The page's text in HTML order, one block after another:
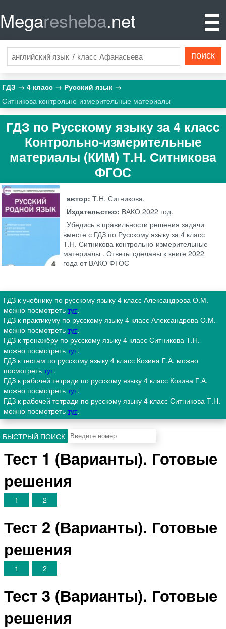
Megaresheba.net
ГДЗ 4 класс
Русский язык
Ситникова контрольно-измерительные материалы
ГДЗ по Русскому языку за 4 класс
Контрольно-измерительные
материалы (КИМ) Т.Н. Ситникова
ФГОС
автор:Т.Н. Ситникова.
Издательство: ВАКО 2022 год.
Убедись в правильности решения задачи
вместе с ГДЗ по Русскому языку за 4 класс
Т.Н. Ситникова контрольно-измерительные
материалы . Ответы сделаны к книге 2022
года от ВАКО ФГОС
ГДЗ к учебнику по русскому языку 4 класс Александрова О.М.
можно посмотреть тут.
ГДЗ к практикуму по русскому языку 4 класс Александрова О.М.
можно посмотреть тут.
ГДЗ к тренажёру по русскому языку 4 класс Ситникова Т.Н.
можно посмотреть тут.
ГДЗ к тестам по русскому языку 4 класс Козина Г.А. можно
посмотреть тут.
ГДЗ к рабочей тетради по русскому языку 4 класс Козина Г.А.
можно посмотреть тут.
ГДЗ к рабочей тетради по русскому языку 4 класс Ситникова Т.Н.
можно посмотреть тут.
БЫСТРЫЙ ПОИСК
Тест 1 (Варианты). Готовые
решения
1 2
Тест 2 (Варианты). Готовые
решения
1 2
Тест 3 (Варианты). Готовые
решения